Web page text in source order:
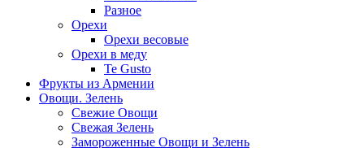
Разное
Орехи
Орехи весовые
Орехи в меду
Te Gusto
Фрукты из Армении
Овощи. Зелень
Свежие Овощи
Свежая Зелень
Замороженные Овощи и Зелень